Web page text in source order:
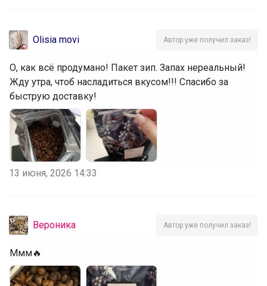
Olisia movi Автор уже получил заказ!
О, как всё продумано! Пакет зип. Запах нереальный!
Жду утра, чтоб насладиться вкусом!!! Спасибо за
быструю доставку!
13 июня, 2026 14:33
Вероника Автор уже получил заказ!
Ммм🔥